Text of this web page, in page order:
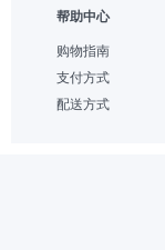
帮助中心
购物指南
支付方式
配送方式